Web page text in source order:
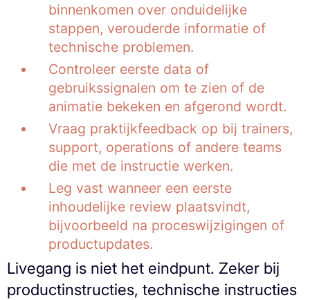
binnenkomen over onduidelijke
stappen, verouderde informatie of
technische problemen.
Controleer eerste data of
gebruikssignalen om te zien of de
animatie bekeken en afgerond wordt.
Vraag praktijkfeedback op bij trainers,
support, operations of andere teams
die met de instructie werken.
Leg vast wanneer een eerste
inhoudelijke review plaatsvindt,
bijvoorbeeld na proceswijzigingen of
productupdates.
Livegang is niet het eindpunt. Zeker bij
productinstructies, technische instructies